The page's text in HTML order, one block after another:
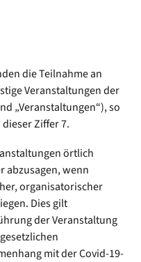
die Teilnahme an
Veranstaltungen der
„Veranstaltungen“), so
Ziffer 7.
örtlich
abzusagen, wenn
organisatorischer
Dies gilt
der Veranstaltung
mit der Covid-19-